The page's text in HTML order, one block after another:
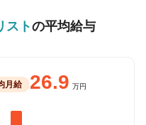
ストの平均給与
月給 26.9 万円